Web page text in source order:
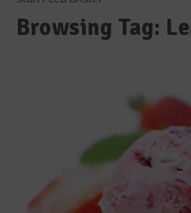
Browsing Tag: